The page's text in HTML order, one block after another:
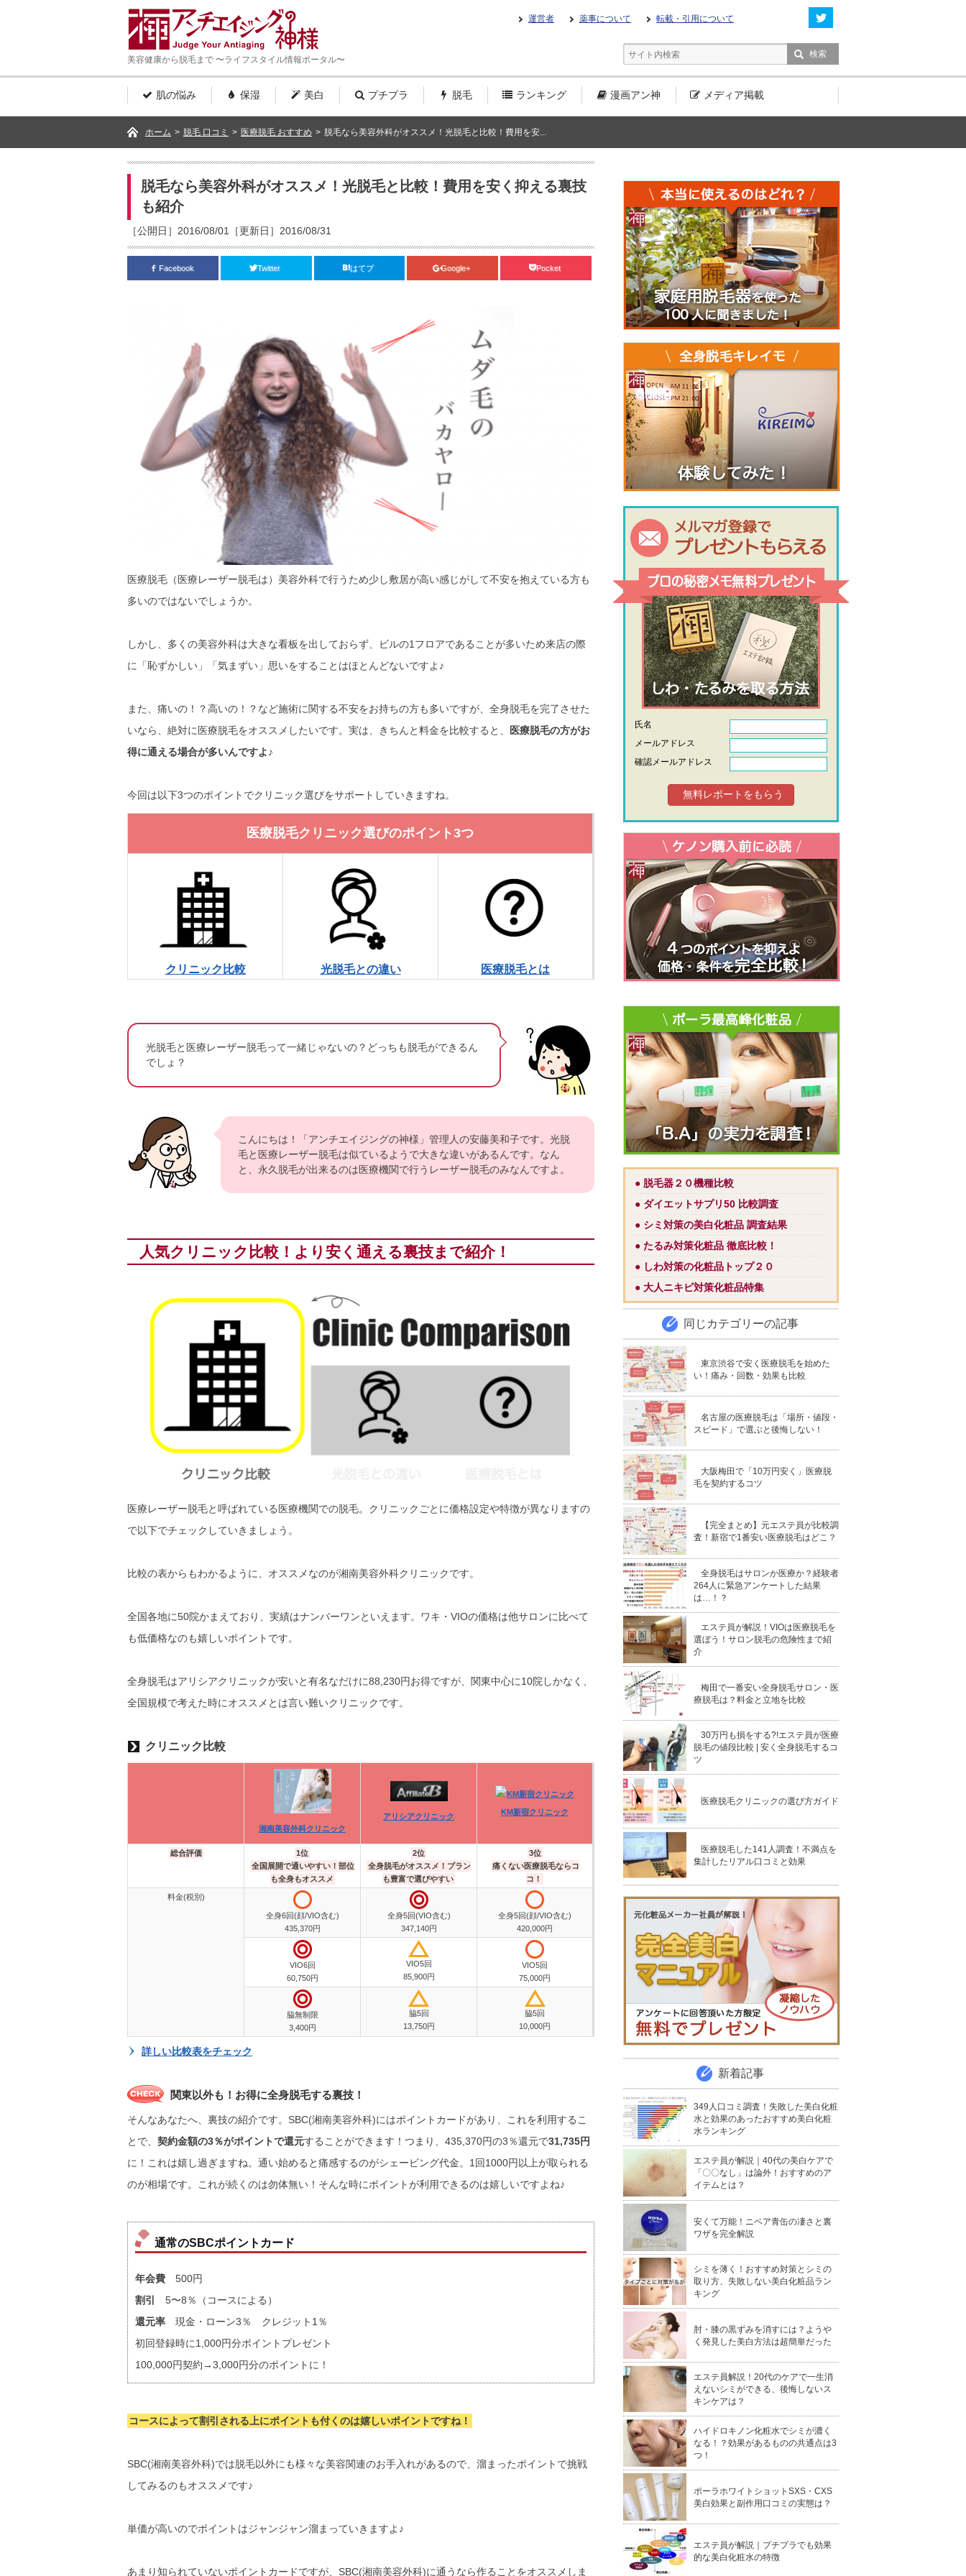
運営者 薬事について 転載・引用について
美容健康から脱毛まで 〜ライフスタイル情報ポータル〜
肌の悩み 保湿 美白 プチプラ 脱毛 ランキング 漫画アン神 メディア掲載
ホーム > 脱毛 口コミ > 医療脱毛 おすすめ > 脱毛なら美容外科がオススメ！光脱毛と比較！費用を安...
脱毛なら美容外科がオススメ！光脱毛と比較！費用を安く抑える裏技
も紹介
［公開日］2016/08/01［更新日］2016/08/31
Facebook Twitter はてブ Google+ Pocket
医療脱毛（医療レーザー脱毛は）美容外科で行うため少し敷居が高い感じがして不安を抱えている方も
多いのではないでしょうか。
しかし、多くの美容外科は大きな看板を出しておらず、ビルの1フロアであることが多いため来店の際
に「恥ずかしい」「気まずい」思いをすることはほとんどないですよ♪
また、痛いの！？高いの！？など施術に関する不安をお持ちの方も多いですが、全身脱毛を完了させた
いなら、絶対に医療脱毛をオススメしたいです。実は、きちんと料金を比較すると、
医療脱毛の方がお
得に通える場合が多いんですよ♪
今回は以下3つのポイントでクリニック選びをサポートしていきますね。
医療脱毛クリニック選びのポイント3つ
クリニック比較 光脱毛との違い 医療脱毛とは
光脱毛と医療レーザー脱毛って一緒じゃないの？どっちも脱毛ができるん
でしょ？
こんにちは！「アンチエイジングの神様」管理人の安藤美和子です。光脱
毛と医療レーザー脱毛は似ているようで大きな違いがあるんです。なん
と、永久脱毛が出来るのは医療機関で行うレーザー脱毛のみなんですよ。
人気クリニック比較！より安く通える裏技まで紹介！
医療レーザー脱毛と呼ばれている医療機関での脱毛。クリニックごとに価格設定や特徴が異なりますの
で以下でチェックしていきましょう。
比較の表からもわかるように、オススメなのが湘南美容外科クリニックです。
全国各地に50院かまえており、実績はナンバーワンといえます。ワキ・VIOの価格は他サロンに比べて
も低価格なのも嬉しいポイントです。
全身脱毛はアリシアクリニックが安いと有名なだけに88,230円お得ですが、関東中心に10院しかなく、
全国規模で考えた時にオススメとは言い難いクリニックです。
クリニック比較
湘南美容外科クリニック
アリシアクリニック
KM新宿クリニック
総合評価
1位
全国展開で通いやすい！部位
も全身もオススメ
2位
全身脱毛がオススメ！プラン
も豊富で選びやすい
3位
痛くない医療脱毛ならコ
コ！
料金(税別)
全身6回(顔/VIO含む)
435,370円
全身5回(VIO含む)
347,140円
全身5回(顔/VIO含む)
420,000円
VIO6回
60,750円
VIO5回
85,900円
VIO5回
75,000円
脇無制限
3,400円
脇5回
13,750円
脇5回
10,000円
詳しい比較表をチェック
関東以外も！お得に全身脱毛する裏技！
そんなあなたへ、裏技の紹介です。SBC(湘南美容外科)にはポイントカードがあり、これを利用するこ
とで、 契約金額の3％がポイントで還元することができます！つまり、435,370円の3％還元で31,735円
に！これは嬉し過ぎますね。通い始めると痛感するのがシェービング代金。1回1000円以上が取られる
のが相場です。これが続くのは勿体無い！そんな時にポイントが利用できるのは嬉しいですよね♪
通常のSBCポイントカード
年会費 500円
割引
5〜8％（コースによる）
還元率 現金・ローン3％ クレジット1％
初回登録時に1,000円分ポイントプレゼント
100,000円契約→3,000円分のポイントに！
コースによって割引される上にポイントも付くのは嬉しいポイントですね！
SBC(湘南美容外科)では脱毛以外にも様々な美容関連のお手入れがあるので、溜まったポイントで挑戦
してみるのもオススメです♪
単価が高いのでポイントはジャンジャン溜まっていきますよ♪
あまり知られていないポイントカードですが、SBC(湘南美容外科)に通うなら作ることをオススメしま
氏名
メールアドレス
確認メールアドレス
● 脱毛器２０機種比較
● ダイエットサプリ50 比較調査
● シミ対策の美白化粧品 調査結果
● たるみ対策化粧品 徹底比較！
● しわ対策の化粧品トップ２０
● 大人ニキビ対策化粧品特集
同じカテゴリーの記事
東京渋谷で安く医療脱毛を始めた
い！痛み・回数・効果も比較
名古屋の医療脱毛は「場所・値段・
スピード」で選ぶと後悔しない！
大阪梅田で「10万円安く」医療脱
毛を契約するコツ
【完全まとめ】元エステ員が比較調
査！新宿で1番安い医療脱毛はどこ？
全身脱毛はサロンか医療か？経験者
264人に緊急アンケートした結果
は…！？
エステ員が解説！VIOは医療脱毛を
選ぼう！サロン脱毛の危険性まで紹
介
梅田で一番安い全身脱毛サロン・医
療脱毛は？料金と立地を比較
30万円も損をする?!エステ員が医療
脱毛の値段比較 | 安く全身脱毛するコ
ツ
医療脱毛クリニックの選び方ガイド
医療脱毛した141人調査！不満点を
集計したリアル口コミと効果
新着記事
349人口コミ調査！失敗した美白化粧
水と効果のあったおすすめ美白化粧
水ランキング
エステ員が解説｜40代の美白ケアで
「〇〇なし」は論外！おすすめのア
イテムとは？
安くて万能！ニベア青缶の凄さと裏
ワザを完全解説
シミを薄く！おすすめ対策とシミの
取り方、失敗しない美白化粧品ラン
キング
肘・膝の黒ずみを消すには？ようや
く発見した美白方法は超簡単だった
エステ員解説！20代のケアで一生消
えないシミができる、後悔しないス
キンケアは？
ハイドロキノン化粧水でシミが濃く
なる！？効果があるものの共通点は3
つ！
ポーラホワイトショットSXS・CXS
美白効果と副作用口コミの実態は？
エステ員が解説｜プチプラでも効果
的な美白化粧水の特徴